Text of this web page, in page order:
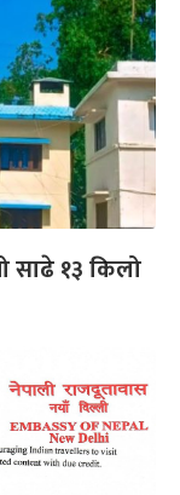
साढे १३ किलो